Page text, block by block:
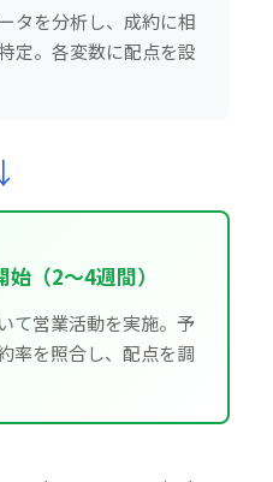
タを分析し、成約に相
定。各変数に配点を設
（2〜4週間）
て営業活動を実施。予
率を照合し、配点を調